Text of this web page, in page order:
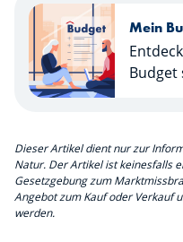
Mein
Budget
Dieser Artikel dient nur zur
Natur. Der Artikel ist keinesfalls
Gesetzgebung zum
Angebot zum Kauf oder Verkauf
werden.